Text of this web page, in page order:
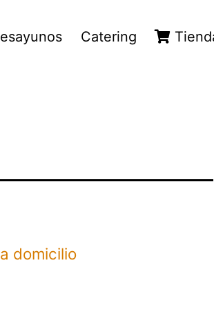
Catering
domicilio